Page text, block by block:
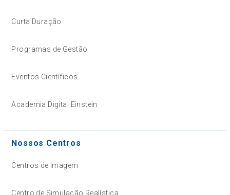
Curta Duração
Programas de Gestão
Eventos Científicos
Academia Digital Einstein
Nossos Centros
Centros de Imagem
Centro de Simulação Realística